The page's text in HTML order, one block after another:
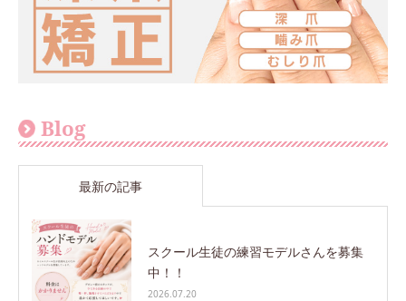
Blog
最新の記事
スクール生徒の練習モデルさんを募集
中！！
2026.07.20